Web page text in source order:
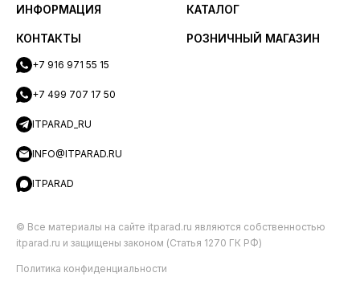
ИНФОРМАЦИЯ КАТАЛОГ
КОНТАКТЫ
+7 916 971 55 15
+7 499 707 17 50
ITPARAD_RU
INFO@ITPARAD.RU
ITPARAD
РОЗНИЧНЫЙ МАГАЗИН
© Все материалы на сайте itparad.ru являются собственностью
itparad.ru и защищены законом (Статья 1270 ГК РФ)
Политика конфиденциальности